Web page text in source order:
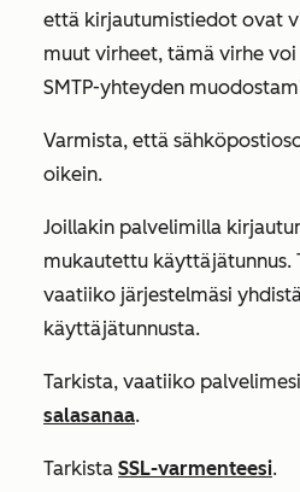
että kirjautumistiedot ovat
muut virheet, tämä virhe
SMTP-yhteyden
Varmista, että
oikein.
Joillakin palvelimilla
mukautettu käyttäjätunnus.
vaatiiko järjestelmäsi
käyttäjätunnusta.
Tarkista, vaatiiko palvelimesi
salasanaa.
Tarkista SSL-varmenteesi.